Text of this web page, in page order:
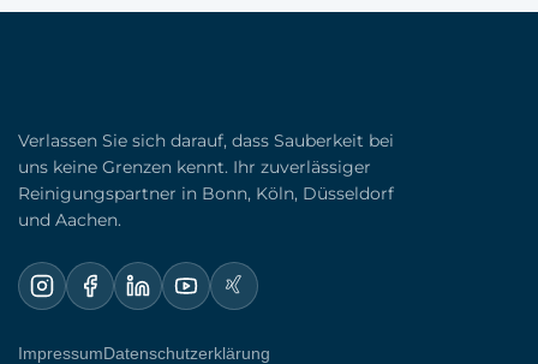
Verlassen Sie sich darauf, dass Sauberkeit bei
uns keine Grenzen kennt. Ihr zuverlässiger
Reinigungspartner in Bonn, Köln, Düsseldorf
und Aachen.
ImpressumDatenschutzerklärung